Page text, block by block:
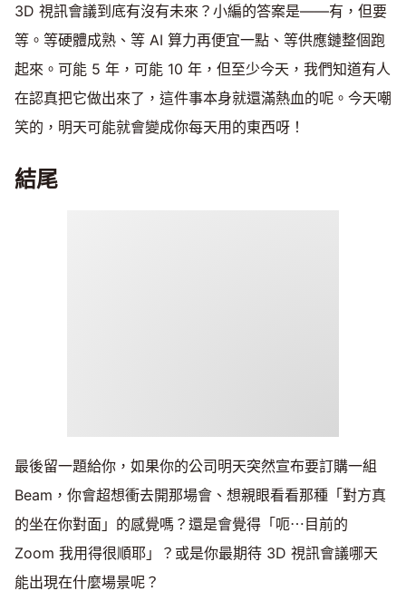
3D 視訊會議到底有沒有未來？小編的答案是——有，但要
等。等硬體成熟、等 AI 算力再便宜一點、等供應鏈整個跑
起來。可能 5 年，可能 10 年，但至少今天，我們知道有人
在認真把它做出來了，這件事本身就還滿熱血的呢。今天嘲
笑的，明天可能就會變成你每天用的東西呀！
結尾
最後留一題給你，如果你的公司明天突然宣布要訂購一組
Beam，你會超想衝去開那場會、想親眼看看那種「對方真
的坐在你對面」的感覺嗎？還是會覺得「呃⋯目前的
Zoom 我用得很順耶」？或是你最期待 3D 視訊會議哪天
能出現在什麼場景呢？